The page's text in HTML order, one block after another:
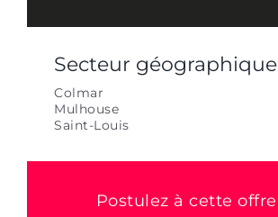
Secteur géographique
Colmar
Mulhouse
Saint-Louis
Postulez à cette offre